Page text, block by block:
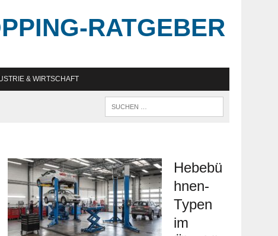
RATGEBER
& WIRTSCHAFT
Hebebü
hnen-
Typen
im